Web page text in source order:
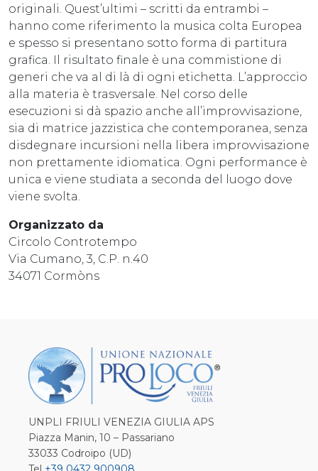
originali. Quest’ultimi – scritti da entrambi –
hanno come riferimento la musica colta Europea
e spesso si presentano sotto forma di partitura
grafica. Il risultato finale è una commistione di
generi che va al di là di ogni etichetta. L’approccio
alla materia è trasversale. Nel corso delle
esecuzioni si dà spazio anche all’improvvisazione,
sia di matrice jazzistica che contemporanea, senza
disdegnare incursioni nella libera improvvisazione
non prettamente idiomatica. Ogni performance è
unica e viene studiata a seconda del luogo dove
viene svolta.
Organizzato da
Circolo Controtempo
Via Cumano, 3, C.P. n.40
34071 Cormòns
UNPLI FRIULI VENEZIA GIULIA APS
Piazza Manin, 10 – Passariano
33033 Codroipo (UD)